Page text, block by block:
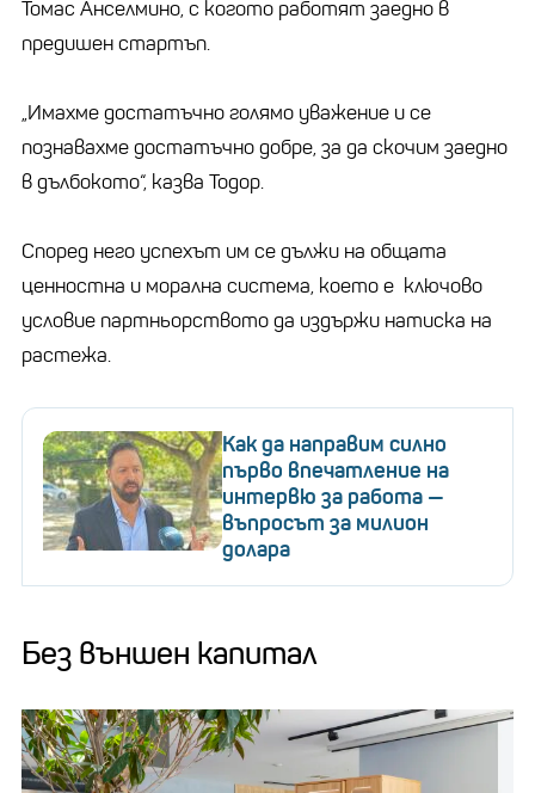
Томас Анселмино, с когото работят заедно в
предишен стартъп.
„Имахме достатъчно голямо уважение и се
познавахме достатъчно добре, за да скочим заедно
в дълбокото“, казва Тодор.
Според него успехът им се дължи на общата
ценностна и морална система, което е ключово
условие партньорството да издържи натиска на
растежа.
Как да направим силно
първо впечатление на
интервю за работа —
въпросът за милион
долара
Без външен капитал